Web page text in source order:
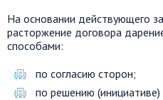
На основании действующего
расторжение договора
способами:
по согласию сторон;
по решению